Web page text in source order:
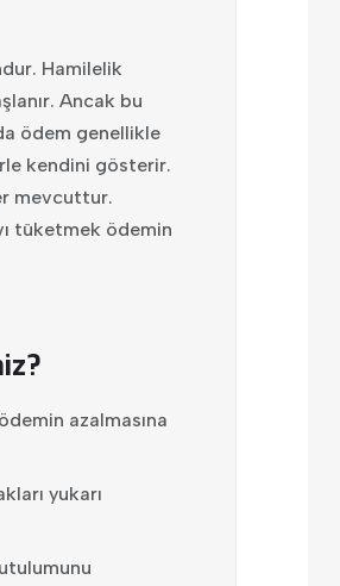
Hamilelik
Ancak bu
ödem genellikle
kendini gösterir.
mevcuttur.
tüketmek ödemin
azalmasına
yukarı